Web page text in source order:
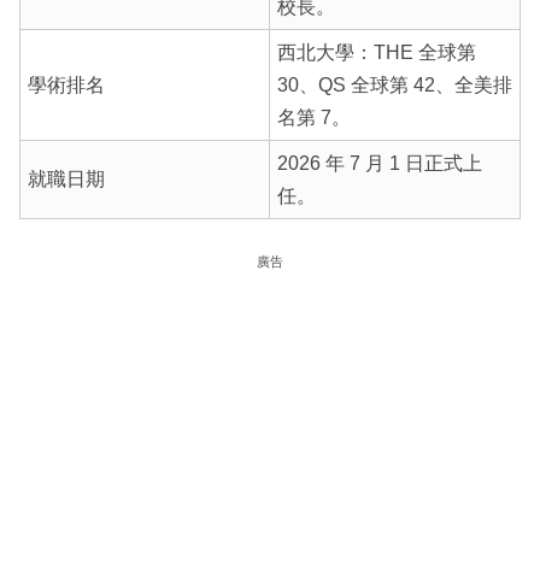
校長。
學術排名
西北大學：THE 全球第
30、QS 全球第 42、全美排
名第 7。
就職日期
2026 年 7 月 1 日正式上
任。
廣告